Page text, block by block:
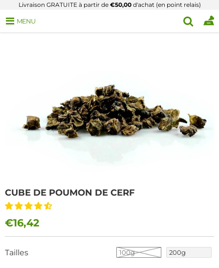
Livraison GRATUITE à partir de €50,00d'achat (en point relais)
MENU
CUBE DE POUMON DE CERF
€16,42
Tailles 100g 200g